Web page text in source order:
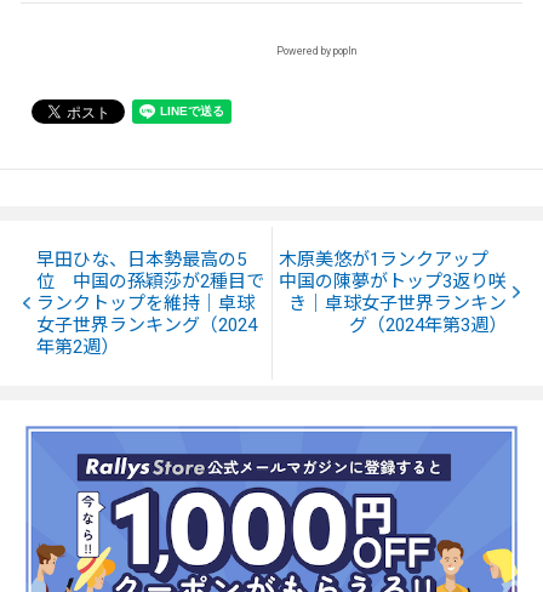
Powered by popIn
早田ひな、日本勢最高の5
位 中国の孫穎莎が2種目で
ランクトップを維持｜卓球
女子世界ランキング（2024
年第2週）
木原美悠が1ランクアップ
中国の陳夢がトップ3返り咲
き｜卓球女子世界ランキン
グ（2024年第3週）